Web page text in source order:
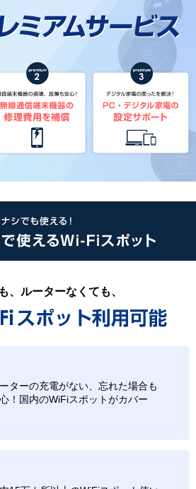
、ルーターなくても、
ターの充電がない、忘れた場合も
！国内のWiFiスポットがカバー